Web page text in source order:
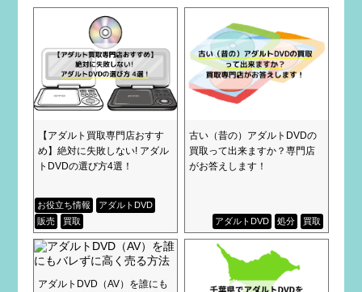
【アダルト買取専門店おすす
め】絶対に失敗しない! アダル
トDVDの選び方4選！
お役立ち情報
アダルトDVD
販売
買取
古い（昔の）アダルトDVDの
買取って出来ますか？専門店
がお答えします！
アダルトDVD 処分 買取
アダルトDVD（AV）を誰にも